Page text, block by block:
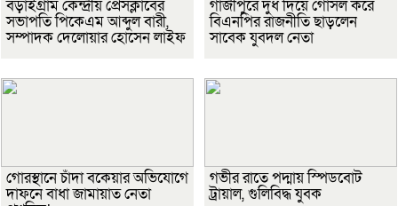
বড়াইগ্রাম কেন্দ্রীয় প্রেসক্লাবের
সভাপতি পিকেএম আব্দুল বারী,
সম্পাদক দেলোয়ার হোসেন লাইফ
গাজীপুরে দুধ দিয়ে গোসল করে
বিএনপির রাজনীতি ছাড়লেন
সাবেক যুবদল নেতা
গোরস্থানে চাঁদা বকেয়ার অভিযোগে
দাফনে বাধা জামায়াত নেতা
গভীর রাতে পদ্মায় স্পিডবোট
ট্রায়াল, গুলিবিদ্ধ যুবক